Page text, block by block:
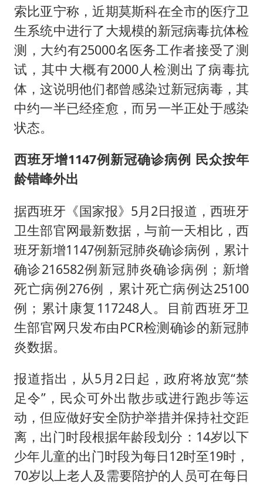
索比亚宁称，近期莫斯科在全市的医疗卫
生系统中进行了大规模的新冠病毒抗体检
测，大约有25000名医务工作者接受了测
试，其中大概有2000人检测出了病毒抗
体，这说明他们都曾感染过新冠病毒，其
中约一半已经痊愈，而另一半正处于感染
状态。
西班牙增1147例新冠确诊病例 民众按年
龄错峰外出
据西班牙《国家报》5月2日报道，西班牙
卫生部官网最新数据，与前一天相比，西
班牙新增1147例新冠肺炎确诊病例，累计
确诊216582例新冠肺炎确诊病例；新增
死亡病例276例，累计死亡病例达25100
例；累计康复117248人。目前西班牙卫
生部官网只发布由PCR检测确诊的新冠肺
炎数据。
报道指出，从5月2日起，政府将放宽“禁
足令”，民众可外出散步或进行跑步等运
动，但应做好安全防护举措并保持社交距
离，出门时段根据年龄段划分：14岁以下
少年儿童的出门时段为每日12时至19时，
70岁以上老人及需要陪护的人员可在每日